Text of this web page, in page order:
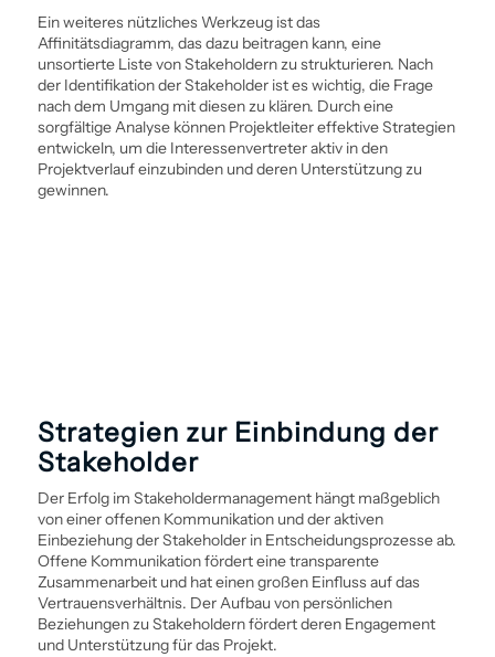
Ein weiteres nützliches Werkzeug ist das
Affinitätsdiagramm, das dazu beitragen kann, eine
unsortierte Liste von Stakeholdern zu strukturieren. Nach
der Identifikation der Stakeholder ist es wichtig, die Frage
nach dem Umgang mit diesen zu klären. Durch eine
sorgfältige Analyse können Projektleiter effektive Strategien
entwickeln, um die Interessenvertreter aktiv in den
Projektverlauf einzubinden und deren Unterstützung zu
gewinnen.
Strategien zur Ein­bindung der
Stakeholder
Der Erfolg im Stakeholder­management hängt maßgeblich
von einer offenen Kommunikation und der aktiven
Einbeziehung der Stakeholder in Entscheidungs­prozesse ab.
Offene Kommunikation fördert eine transparente
Zusammenarbeit und hat einen großen Einfluss auf das
Vertrauensverhältnis. Der Aufbau von persönlichen
Beziehungen zu Stakeholdern fördert deren Engagement
und Unterstützung für das Projekt.